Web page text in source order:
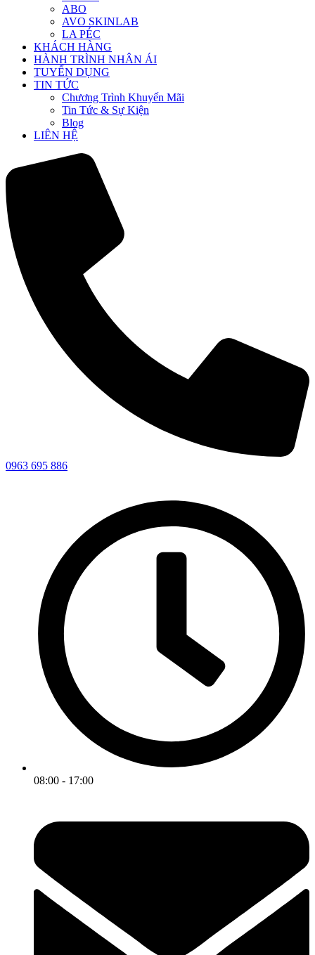
ABO
AVO SKINLAB
LA PÉC
KHÁCH HÀNG
HÀNH TRÌNH NHÂN ÁI
TUYỂN DỤNG
TIN TỨC
Chương Trình Khuyến Mãi
Tin Tức & Sự Kiện
Blog
LIÊN HỆ
0963 695 886
08:00 - 17:00